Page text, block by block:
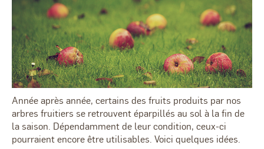
CANADA
Année après année, certains des fruits produits par nos
arbres fruitiers se retrouvent éparpillés au sol à la fin de
la saison. Dépendamment de leur condition, ceux-ci
pourraient encore être utilisables. Voici quelques idées.